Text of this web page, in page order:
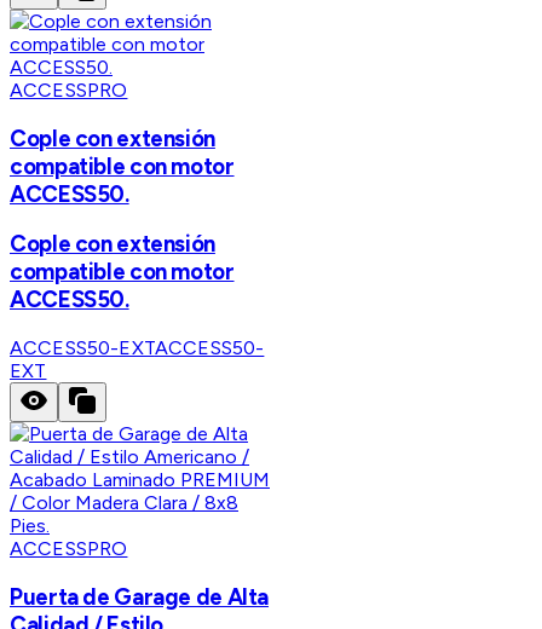
ACCESSPRO
Cople con extensión
compatible con motor
ACCESS50.
Cople con extensión
compatible con motor
ACCESS50.
ACCESS50-EXTACCESS50-
EXT
ACCESSPRO
Puerta de Garage de Alta